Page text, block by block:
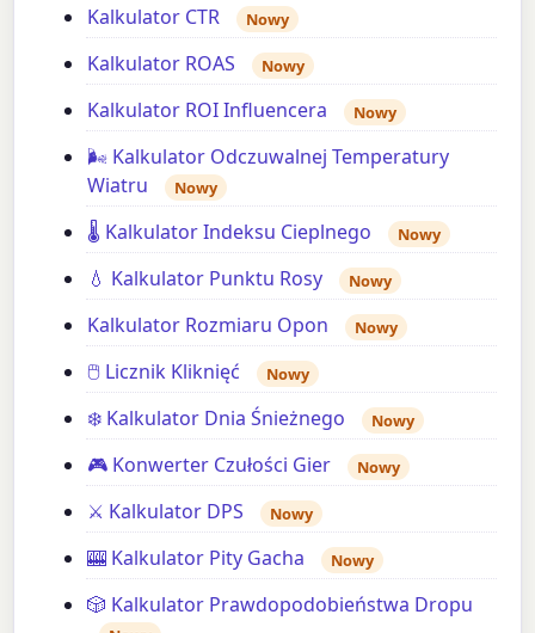
Kalkulator CTR Nowy
Kalkulator ROAS Nowy
Kalkulator ROI Influencera Nowy
🌬️ Kalkulator Odczuwalnej Temperatury
Wiatru
Nowy
🌡️ Kalkulator Indeksu Cieplnego Nowy
💧 Kalkulator Punktu Rosy Nowy
Kalkulator Rozmiaru Opon Nowy
🖱️ Licznik Kliknięć Nowy
❄️ Kalkulator Dnia Śnieżnego Nowy
🎮 Konwerter Czułości Gier Nowy
⚔️ Kalkulator DPS Nowy
🎰 Kalkulator Pity Gacha Nowy
🎲 Kalkulator Prawdopodobieństwa Dropu